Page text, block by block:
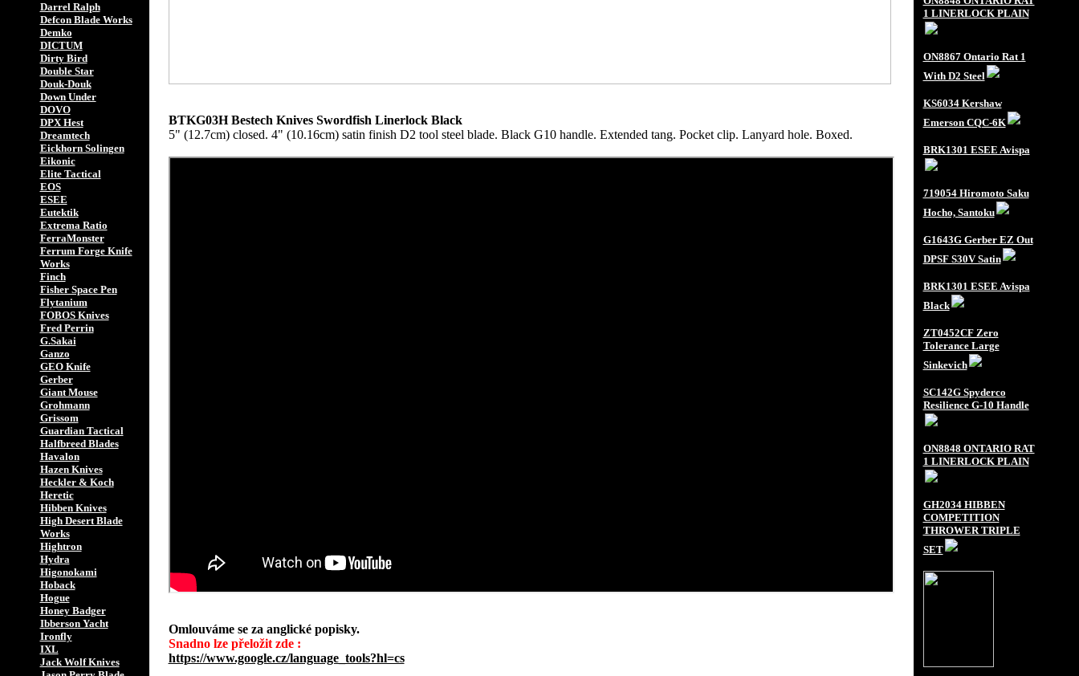
Darrel Ralph
Defcon Blade Works
Demko
DICTUM
Dirty Bird
Double Star
Douk-Douk
Down Under
DOVO
DPX Hest
Dreamtech
Eickhorn Solingen
Eikonic
Elite Tactical
EOS
ESEE
Eutektik
Extrema Ratio
FerraMonster
Ferrum Forge Knife
Works
Finch
Fisher Space Pen
Flytanium
FOBOS Knives
Fred Perrin
G.Sakai
Ganzo
GEO Knife
Gerber
Giant Mouse
Grohmann
Grissom
Guardian Tactical
Halfbreed Blades
Havalon
Hazen Knives
Heckler & Koch
Heretic
Hibben Knives
High Desert Blade
Works
Hightron
Hydra
Higonokami
Hoback
Hogue
Honey Badger
Ibberson Yacht
Ironfly
IXL
Jack Wolf Knives
BTKG03H Bestech Knives Swordfish Linerlock Black
5" (12.7cm) closed. 4" (10.16cm) satin finish D2 tool steel blade. Black G10 handle. Extended tang. Pocket clip. Lanyard hole. Boxed.
Omlouváme se za anglické popisky.
Snadno lze přeložit zde :
https://www.google.cz/language_tools?hl=cs
1 LINERLOCK PLAIN
ON8867 Ontario Rat 1
With D2 Steel
KS6034 Kershaw
Emerson CQC-6K
BRK1301 ESEE Avispa
719054 Hiromoto Saku
Hocho, Santoku
G1643G Gerber EZ Out
DPSF S30V Satin
BRK1301 ESEE Avispa
Black
ZT0452CF Zero
Tolerance Large
Sinkevich
SC142G Spyderco
Resilience G-10 Handle
ON8848 ONTARIO RAT
1 LINERLOCK PLAIN
GH2034 HIBBEN
COMPETITION
THROWER TRIPLE
SET